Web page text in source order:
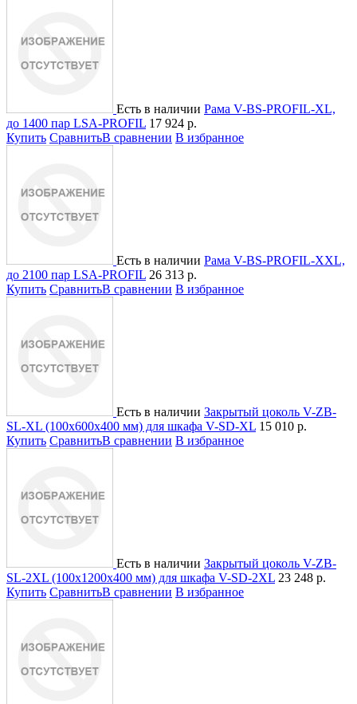
Есть в наличии Рама V-BS-PROFIL-XL,
до 1400 пар LSA-PROFIL 17 924 р.
Купить СравнитьВ сравнении В избранное
Есть в наличии Рама V-BS-PROFIL-XXL,
до 2100 пар LSA-PROFIL 26 313 р.
Купить СравнитьВ сравнении В избранное
Есть в наличии Закрытый цоколь V-ZB-
SL-XL (100х600х400 мм) для шкафа V-SD-XL 15 010 р.
Купить СравнитьВ сравнении В избранное
Есть в наличии Закрытый цоколь V-ZB-
SL-2XL (100х1200х400 мм) для шкафа V-SD-2XL 23 248 р.
Купить СравнитьВ сравнении В избранное